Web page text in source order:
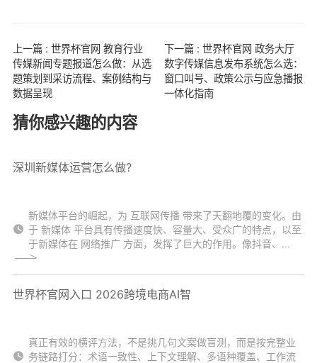
上一篇 : 世界杯官网 教育行业
传媒新闻专题报道怎么做：从选
题策划到采访流程、案例结构与
数据呈现
下一篇 : 世界杯官网 政务大厅
数字传媒信息发布系统怎么选：
窗口叫号、政策公示与应急播报
一体化指南
猜你感兴趣的内容
深圳新媒体运营怎么做?
新媒体平台的崛起，为 互联网传播 带来了天翻地覆的变化。由
于 新媒体 平台具有传播速度快、容量大、受众广的特点，以至
于新媒体在 网络推广 方面，发挥了巨大的作用。像抖音、...
世界杯官网入口 2026跨境电商AI智
真正有效的横评方法，不是挑几句文案做盲测，而是按完整业
务链路打分：术语一致性、上下文理解、多语种覆盖、工作流